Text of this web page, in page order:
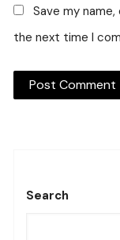
Save my
the next time I
Search